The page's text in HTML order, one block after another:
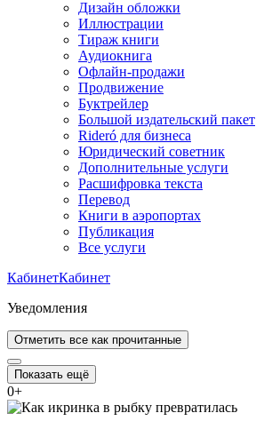
Дизайн обложки
Иллюстрации
Тираж книги
Аудиокнига
Офлайн-продажи
Продвижение
Буктрейлер
Большой издательский пакет
Rideró для бизнеса
Юридический советник
Дополнительные услуги
Расшифровка текста
Перевод
Книги в аэропортах
Публикация
Все услуги
КабинетКабинет
Уведомления
Отметить все как прочитанные
Показать ещё
0+